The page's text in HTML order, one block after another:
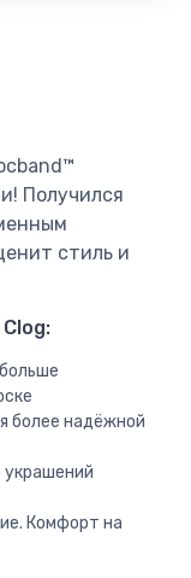
Получился
стиль и
более надёжной
Комфорт на